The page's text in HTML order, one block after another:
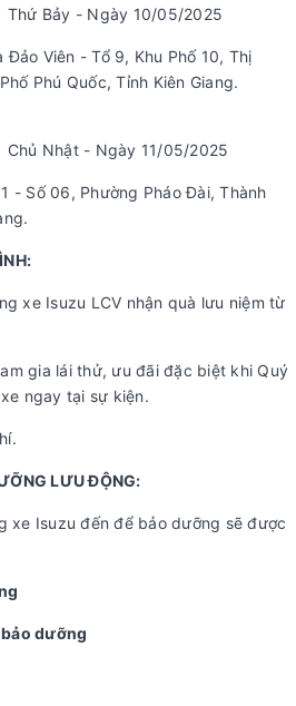
Thứ Bảy - Ngày 10/05/2025
Viên - Tổ 9, Khu Phố 10, Thị
Phú Quốc, Tỉnh Kiên Giang.
Nhật - Ngày 11/05/2025
- Số 06, Phường Pháo Đài, Thành
xe Isuzu LCV nhận quà lưu niệm từ
gia lái thử, ưu đãi đặc biệt khi Quý
ngay tại sự kiện.
LƯU ĐỘNG:
xe Isuzu đến để bảo dưỡng sẽ được
dưỡng